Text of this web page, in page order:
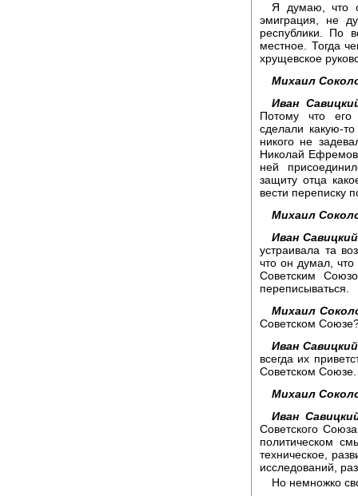
Я думаю, что
эмиграция, не
республики. По
местное. Тогда
хрущевское
Михаил
Иван
Потому что его
сделали какую-
никого не
Николай
ней
защиту отца
вести переписку
Михаил
Иван
устраивала та
что он думал,
Советским
переписываться.
Михаил
Советском
Иван
всегда их
Советском Союзе.
Михаил
Иван
Советского
политическом
техническое,
исследований,
Но немножко